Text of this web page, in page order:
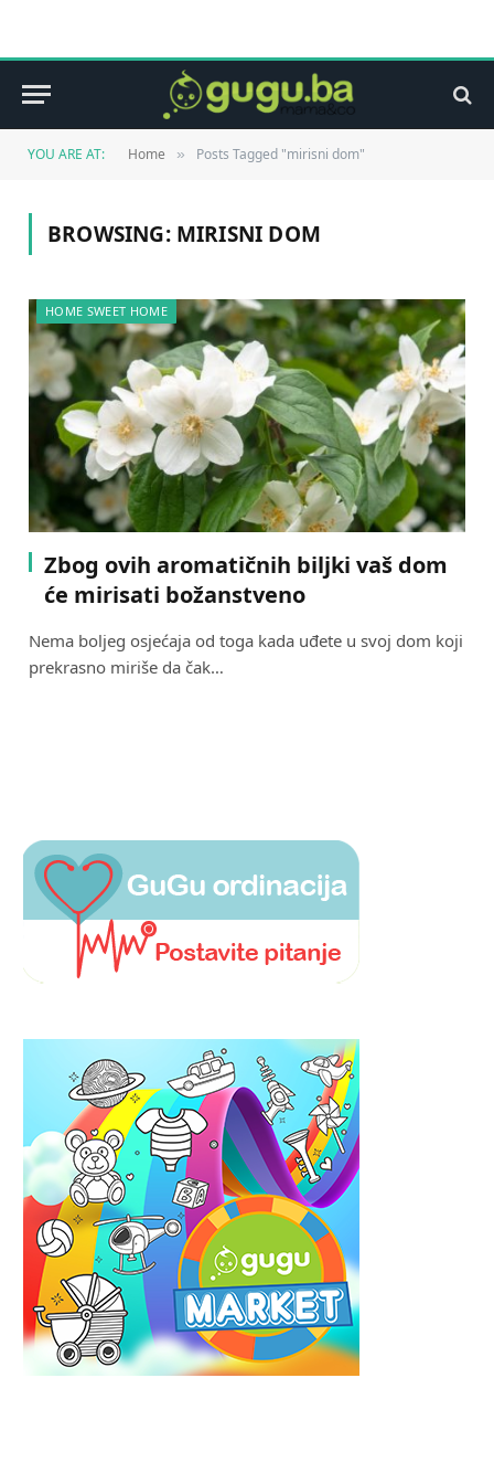
YOU ARE AT: Home » Posts Tagged "mirisni dom"
BROWSING: MIRISNI DOM
HOME SWEET HOME
Zbog ovih aromatičnih biljki vaš dom
će mirisati božanstveno
Nema boljeg osjećaja od toga kada uđete u svoj dom koji
prekrasno miriše da čak…